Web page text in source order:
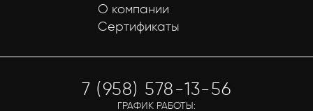
О компании
Сертификаты
7 (958) 578-13-56
ГРАФИК РАБОТЫ: